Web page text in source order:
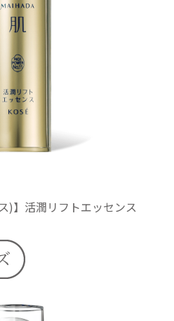
)】活潤リフトエッセンス